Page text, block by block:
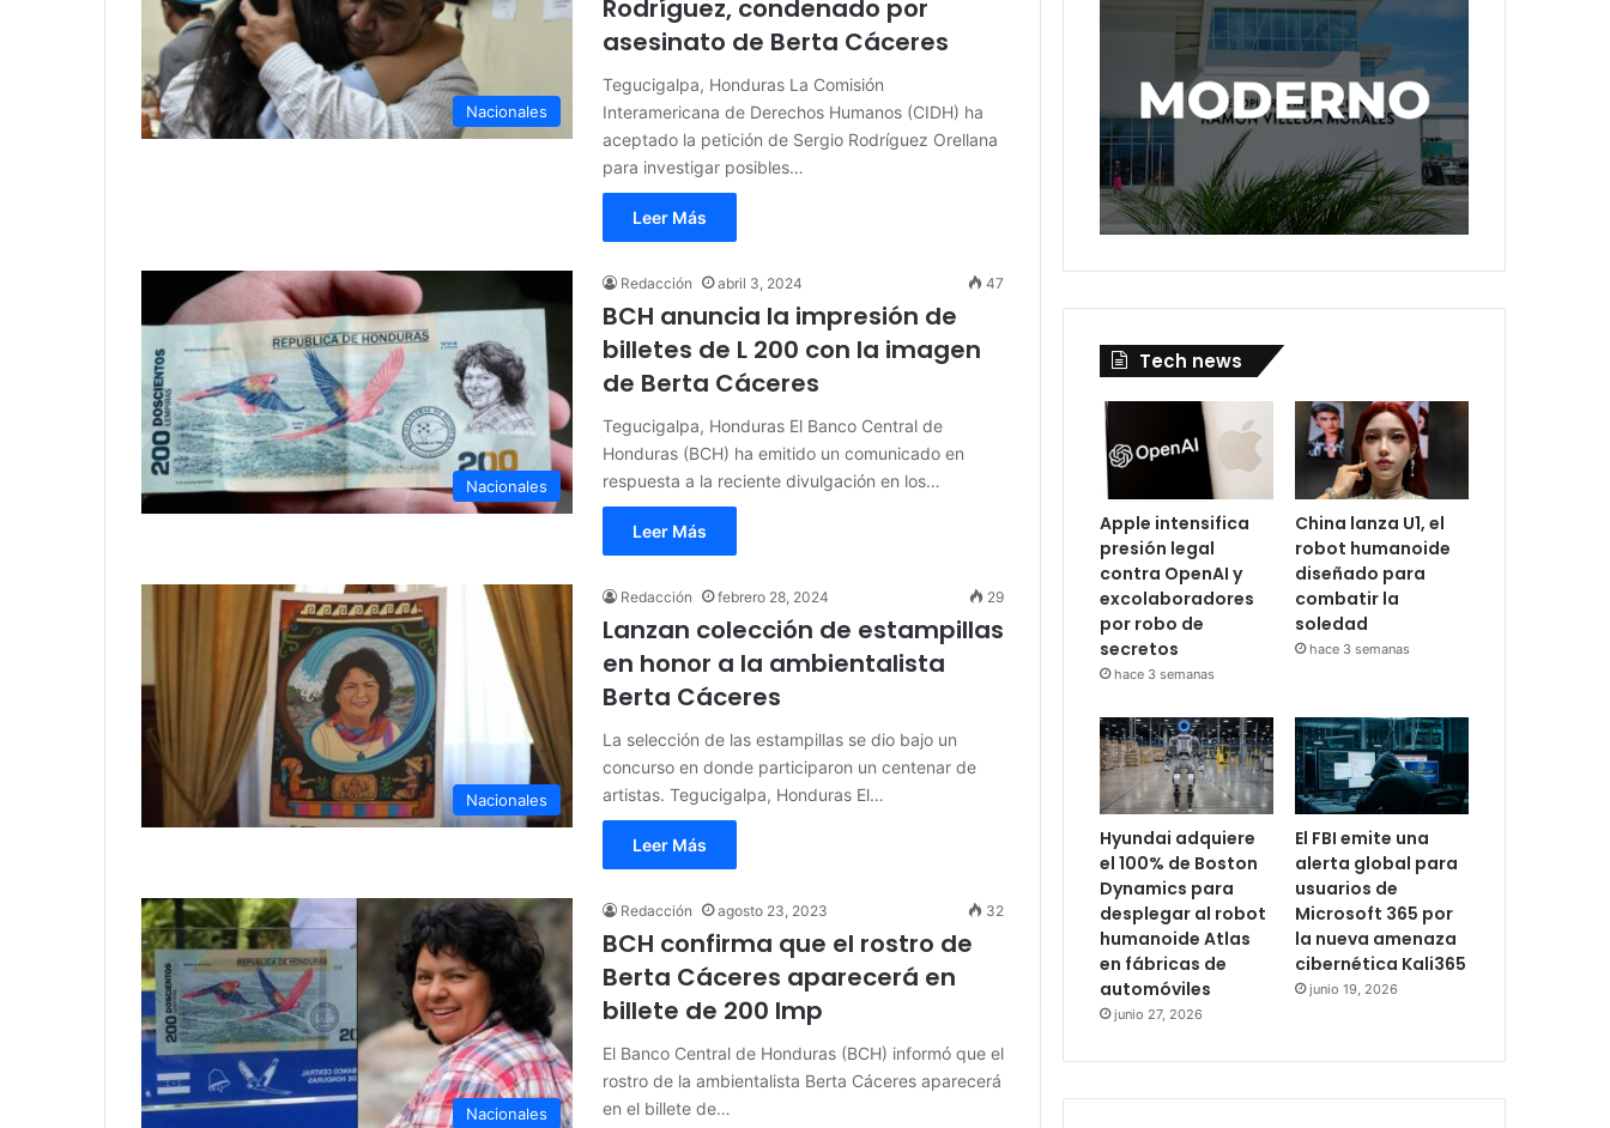
Nacionales
Rodríguez, condenado por
asesinato de Berta Cáceres
Tegucigalpa, Honduras La Comisión
Interamericana de Derechos Humanos (CIDH) ha
aceptado la petición de Sergio Rodríguez Orellana
para investigar posibles…
Leer Más
Nacionales
Redacción abril 3, 2024 47
BCH anuncia la impresión de
billetes de L 200 con la imagen
de Berta Cáceres
Tegucigalpa, Honduras El Banco Central de
Honduras (BCH) ha emitido un comunicado en
respuesta a la reciente divulgación en los…
Leer Más
Nacionales
Redacción febrero 28, 2024 29
Lanzan colección de estampillas
en honor a la ambientalista
Berta Cáceres
La selección de las estampillas se dio bajo un
concurso en donde participaron un centenar de
artistas. Tegucigalpa, Honduras El…
Leer Más
Nacionales
Redacción agosto 23, 2023 32
BCH confirma que el rostro de
Berta Cáceres aparecerá en
billete de 200 lmp
El Banco Central de Honduras (BCH) informó que el
rostro de la ambientalista Berta Cáceres aparecerá
en el billete de…
Tech news
Apple intensifica
presión legal
contra OpenAI y
excolaboradores
por robo de
secretos
hace 3 semanas
China lanza U1, el
robot humanoide
diseñado para
combatir la
soledad
hace 3 semanas
Hyundai adquiere
el 100% de Boston
Dynamics para
desplegar al robot
humanoide Atlas
en fábricas de
automóviles
junio 27, 2026
El FBI emite una
alerta global para
usuarios de
Microsoft 365 por
la nueva amenaza
cibernética Kali365
junio 19, 2026